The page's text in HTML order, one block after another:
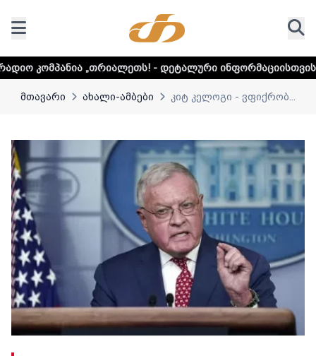
- დეტალური ინფორმაციისთვის დააკლიკეთ
მთავარი ახალი-ამბები კიტ კელოგი - ვფიქრობ...